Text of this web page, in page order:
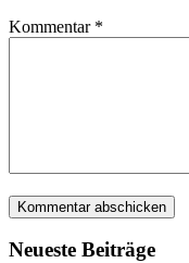
Kommentar *
Neueste Beiträge